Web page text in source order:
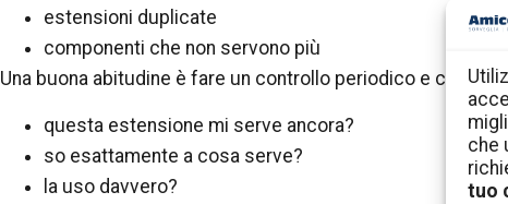
che
tuo
estensioni duplicate
componenti che non servono più
Una buona abitudine è fare un controllo periodico e
questa estensione mi serve ancora?
so esattamente a cosa serve?
la uso davvero?